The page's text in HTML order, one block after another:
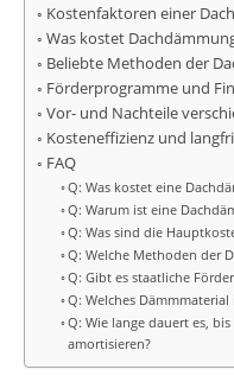
Kostenfaktoren einer
Was kostet
Beliebte Methoden der
Förderprogramme und
Vor- und Nachteile
Kosteneffizienz und
FAQ
Q: Was kostet eine
Q: Warum ist eine
Q: Was sind die
Q: Welche Methoden der
Q: Gibt es staatliche
Q: Welches
Q: Wie lange dauert es,
amortisieren?